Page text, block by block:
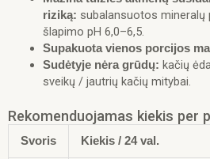
riziką: subalansuotos mineralų
šlapimo pH 6,0–6,5.
Supakuota vienos porcijos
Sudėtyje nėra grūdų: kačių
sveikų / jautrių kačių mitybai.
Rekomenduojamas kiekis per
Svoris Kiekis / 24 val.